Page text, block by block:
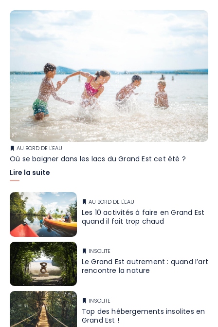
AU BORD DE L'EAU
Où se baigner dans les lacs du Grand Est cet été ?
Lire la suite
AU BORD DE L'EAU
Les 10 activités à faire en Grand Est
quand il fait trop chaud
INSOLITE
Le Grand Est autrement : quand l’art
rencontre la nature
INSOLITE
Top des hébergements insolites en
Grand Est !